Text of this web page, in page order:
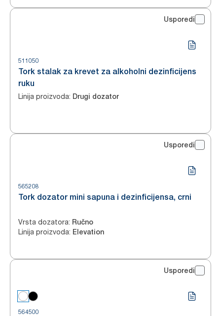
Usporedi
511050
Tork stalak za krevet za alkoholni dezinficijens
ruku
Linija proizvoda: Drugi dozator
Usporedi
565208
Tork dozator mini sapuna i dezinficijensa, crni
Vrsta dozatora: Ručno
Linija proizvoda: Elevation
Usporedi
564500